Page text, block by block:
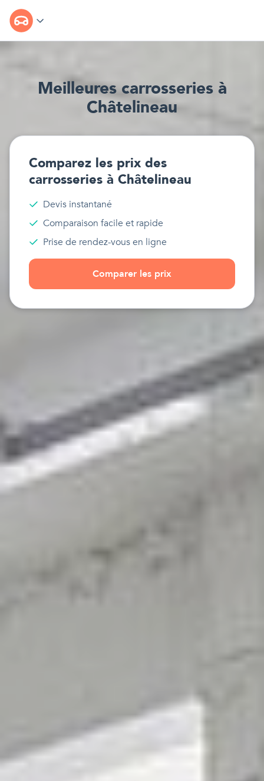
Meilleurescarrosseriesà
Châtelineau
Comparez les prix des
carrosseries à Châtelineau
Devis instantané
Comparaison facile et rapide
Prise de rendez-vous en ligne
Comparer les prix